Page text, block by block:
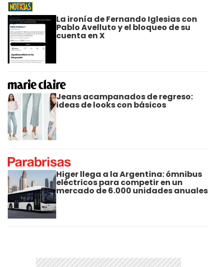
La ironía de Fernando Iglesias con
Pablo Avelluto y el bloqueo de su
cuenta en X
Jeans acampanados de regreso:
ideas de looks con básicos
Higer llega a la Argentina: ómnibus
eléctricos para competir en un
mercado de 6.000 unidades anuales